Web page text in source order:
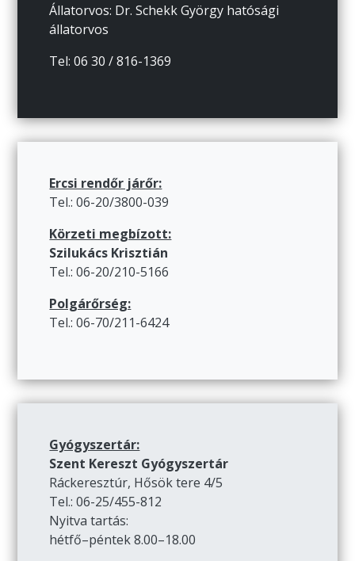
Állatorvos: Dr. Schekk György hatósági
állatorvos
Tel: 06 30 / 816-1369
Ercsi rendőr járőr:
Tel.: 06-20/3800-039
Körzeti megbízott:
Szilukács Krisztián
Tel.: 06-20/210-5166
Polgárőrség:
Tel.: 06-70/211-6424
Gyógyszertár:
Szent Kereszt Gyógyszertár
Ráckeresztúr, Hősök tere 4/5
Tel.: 06-25/455-812
Nyitva tartás:
hétfő–péntek 8.00–18.00